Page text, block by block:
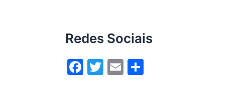
Redes Sociais
F
T
E